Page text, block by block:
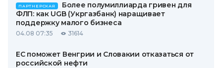
ПАРТНЕРСКАЯ
Более полумиллиарда гривен для
ФЛП: как UGB (Укргазбанк) наращивает
поддержку малого бизнеса
04.08 07:35 31614
ЕС поможет Венгрии и Словакии отказаться от
российской нефти